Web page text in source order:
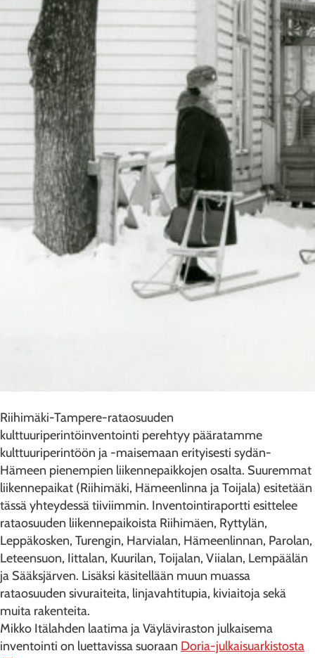
Riihimäki-Tampere-rataosuuden
kulttuuriperintöinventointi perehtyy pääratamme
kulttuuriperintöön ja -maisemaan erityisesti sydän-
Hämeen pienempien liikennepaikkojen osalta. Suuremmat
liikennepaikat (Riihimäki, Hämeenlinna ja Toijala) esitetään
tässä yhteydessä tiiviimmin. Inventointiraportti esittelee
rataosuuden liikennepaikoista Riihimäen, Ryttylän,
Leppäkosken, Turengin, Harvialan, Hämeenlinnan, Parolan,
Leteensuon, Iittalan, Kuurilan, Toijalan, Viialan, Lempäälän
ja Sääksjärven. Lisäksi käsitellään muun muassa
rataosuuden sivuraiteita, linjavahtitupia, kiviaitoja sekä
muita rakenteita.
Mikko Itälahden laatima ja Väyläviraston julkaisema
inventointi on luettavissa suoraan Doria-julkaisuarkistosta